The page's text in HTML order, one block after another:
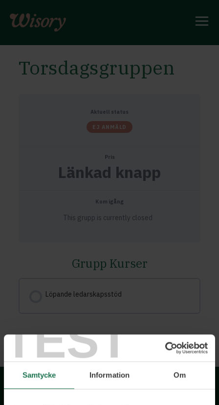
TEST
Samtycke Information Om
content
Torsdagsgruppen
Aktuell status
EJ ANMÄLD
Pris
Länkad knapp
Kom igång
This grupp is currently closed
Grupp Kurser
Löpande ledarskapsstöd
0% COMPLETE